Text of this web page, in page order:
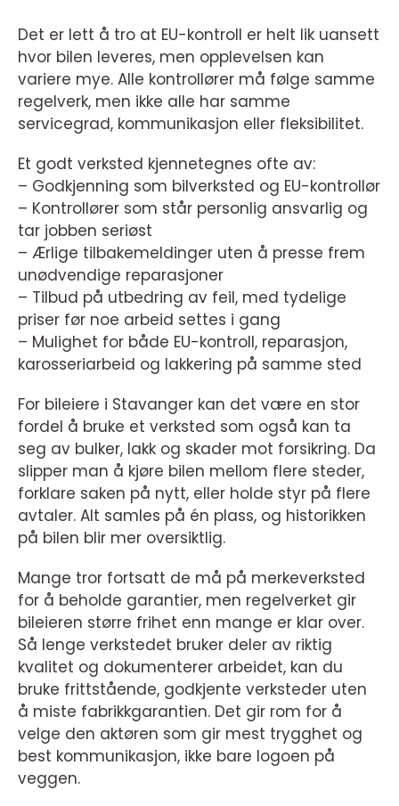
Det er lett å tro at EU-kontroll er helt lik uansett
hvor bilen leveres, men opplevelsen kan
variere mye. Alle kontrollører må følge samme
regelverk, men ikke alle har samme
servicegrad, kommunikasjon eller fleksibilitet.
Et godt verksted kjennetegnes ofte av:
– Godkjenning som bilverksted og EU-kontrollør
– Kontrollører som står personlig ansvarlig og
tar jobben seriøst
– Ærlige tilbakemeldinger uten å presse frem
unødvendige reparasjoner
– Tilbud på utbedring av feil, med tydelige
priser før noe arbeid settes i gang
– Mulighet for både EU-kontroll, reparasjon,
karosseriarbeid og lakkering på samme sted
For bileiere i Stavanger kan det være en stor
fordel å bruke et verksted som også kan ta
seg av bulker, lakk og skader mot forsikring. Da
slipper man å kjøre bilen mellom flere steder,
forklare saken på nytt, eller holde styr på flere
avtaler. Alt samles på én plass, og historikken
på bilen blir mer oversiktlig.
Mange tror fortsatt de må på merkeverksted
for å beholde garantier, men regelverket gir
bileieren større frihet enn mange er klar over.
Så lenge verkstedet bruker deler av riktig
kvalitet og dokumenterer arbeidet, kan du
bruke frittstående, godkjente verksteder uten
å miste fabrikkgarantien. Det gir rom for å
velge den aktøren som gir mest trygghet og
best kommunikasjon, ikke bare logoen på
veggen.